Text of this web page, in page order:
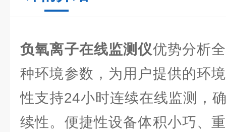
负氧离子在线监测仪优势分析
种环境参数，为用户提供的环
性支持24小时连续在线监测，
续性。便捷性设备体积小巧、